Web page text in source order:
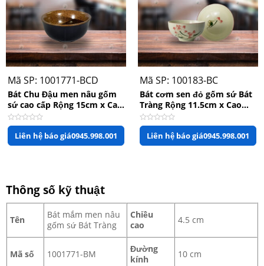
Mã SP: 1001771-BCD
Bát Chu Đậu men nâu gốm
sứ cao cấp Rộng 15cm x Cao
6cm
Được
xếp
hạng
Liên hệ báo giá0945.998.001
Mã SP: 100183-BC
Bát cơm sen đỏ gốm sứ Bát
Tràng Rộng 11.5cm x Cao
5.5cm
Được
xếp
hạng
Liên hệ báo giá0945.998.001
Thông số kỹ thuật
Tên
Bát mắm men nâu
gốm sứ Bát Tràng
Chiều
cao
4.5 cm
Mã số 1001771-BM
Đường
kính
10 cm